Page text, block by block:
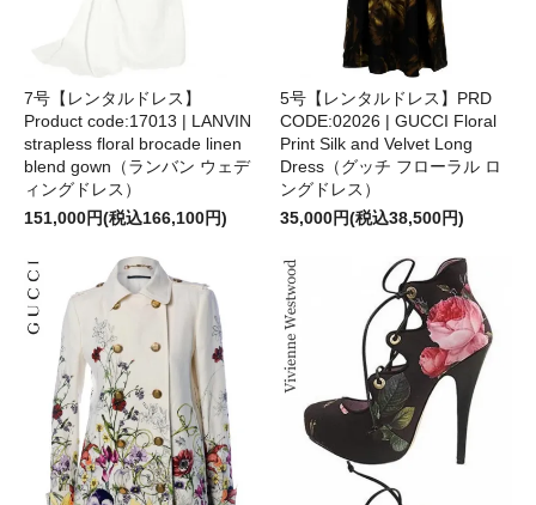
7号【レンタルドレス】
Product code:17013 | LANVIN
strapless floral brocade linen
blend gown（ランバン ウェデ
ィングドレス）
151,000円(税込166,100円)
5号【レンタルドレス】PRD
CODE:02026 | GUCCI Floral
Print Silk and Velvet Long
Dress（グッチ フローラル ロ
ングドレス）
35,000円(税込38,500円)